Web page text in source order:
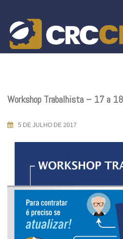
content
Workshop Trabalhista – 17 a
5 DE JULHO DE 2017